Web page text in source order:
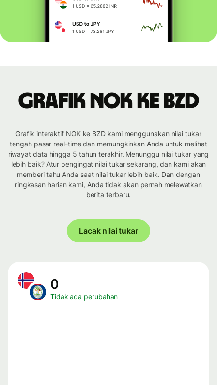
Grafik NOK ke BZD
Grafik interaktif NOK ke BZD kami menggunakan nilai tukar
tengah pasar real-time dan memungkinkan Anda untuk melihat
riwayat data hingga 5 tahun terakhir. Menunggu nilai tukar yang
lebih baik? Atur pengingat nilai tukar sekarang, dan kami akan
memberi tahu Anda saat nilai tukar lebih baik. Dan dengan
ringkasan harian kami, Anda tidak akan pernah melewatkan
berita terbaru.
Lacak nilai tukar
0
Tidak ada perubahan